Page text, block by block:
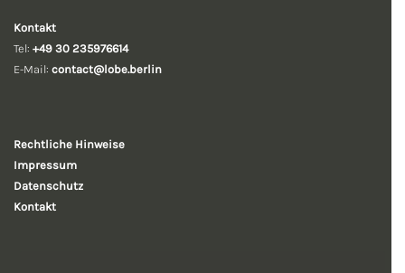
Kontakt
Tel: +49 30 235976614
E-Mail: contact@lobe.berlin
Rechtliche Hinweise
Impressum
Datenschutz
Kontakt